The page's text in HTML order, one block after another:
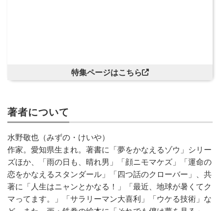
特集ページはこちら
著者について
水野敬也（みずの・けいや）
作家。愛知県生まれ。著書に「夢をかなえるゾウ」シリー
ズほか、「雨の日も、晴れ男」「顔ニモマケズ」「運命の
恋をかなえるスタンダール」「四つ話のクローバー」、共
著に「人生はニャンとかなる！」「最近、地球が暑くてク
マってます。」「サラリーマン大喜利」「ウケる技術」な